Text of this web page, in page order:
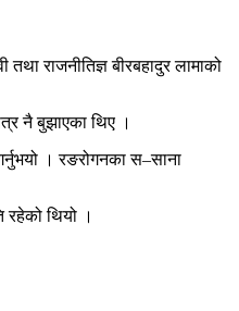
राजनीतिज्ञ बीरबहादुर लामाको
नै बुझाएका थिए ।
। रङरोगनका स–साना
रहेको थियो ।